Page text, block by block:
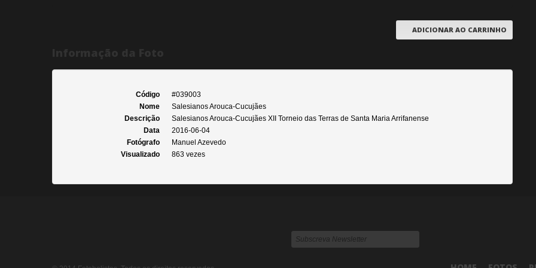
ADICIONAR AO CARRINHO
Código
#039003
Nome
Salesianos Arouca-Cucujães
Descrição
Salesianos Arouca-Cucujães XII Torneio das Terras de Santa Maria Arrifanense
Data
2016-06-04
Fotógrafo
Manuel Azevedo
Visualizado
863 vezes